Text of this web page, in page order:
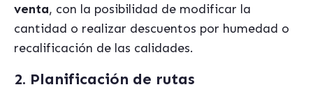
venta, con la posibilidad de modificar la
cantidad o realizar descuentos por humedad o
recalificación de las calidades.
2. Planificación de rutas